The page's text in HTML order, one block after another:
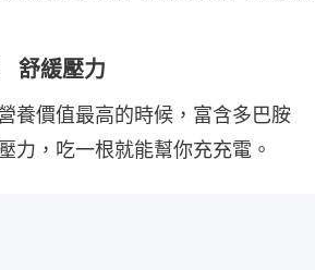
舒緩壓力
養價值最高的時候，富含多巴胺
力，吃一根就能幫你充充電。